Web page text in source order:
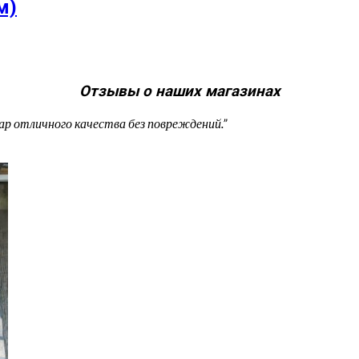
Отзывы о наших магазинах
отличного качества без повреждений.”